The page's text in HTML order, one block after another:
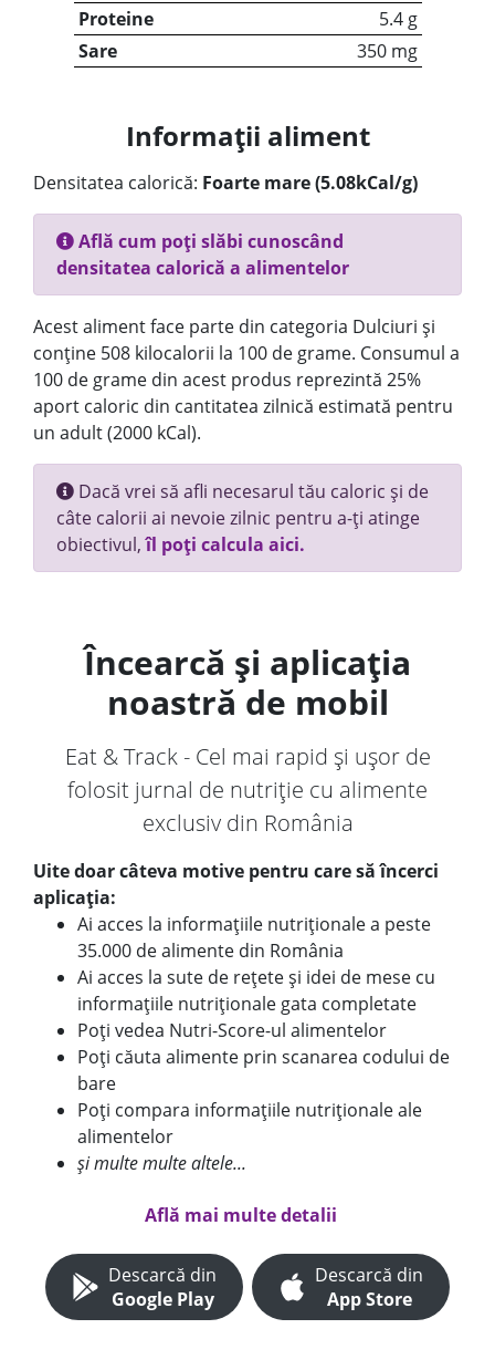
Proteine
5.4 g
Sare
350 mg
Informații aliment
Densitatea calorică: Foarte mare (5.08kCal/g)
Află cum poți slăbi cunoscând
densitatea calorică a alimentelor
Acest aliment face parte din categoria Dulciuri și
conține 508 kilocalorii la 100 de grame. Consumul a
100 de grame din acest produs reprezintă 25%
aport caloric din cantitatea zilnică estimată pentru
un adult (2000 kCal).
Dacă vrei să afli necesarul tău caloric și de
câte calorii ai nevoie zilnic pentru a-ți atinge
obiectivul,îl poți calcula aici.
Încearcă și aplicația
noastră de mobil
Eat & Track - Cel mai rapid și ușor de
folosit jurnal de nutriție cu alimente
exclusiv din România
Uite doar câteva motive pentru care să încerci
aplicația:
Ai acces la informațiile nutriționale a peste
35.000 de alimente din România
Ai acces la sute de rețete și idei de mese cu
informațiile nutriționale gata completate
Poți vedea Nutri-Score-ul alimentelor
Poți căuta alimente prin scanarea codului de
bare
Poți compara informațiile nutriționale ale
alimentelor
și multe multe altele...
Află mai multe detalii
Descarcă din
Google Play
Descarcă din
App Store